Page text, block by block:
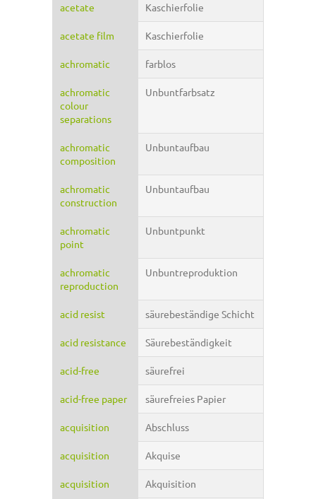
acetate Kaschierfolie
acetate film Kaschierfolie
achromatic farblos
achromatic
colour
separations
Unbuntfarbsatz
achromatic
composition
Unbuntaufbau
achromatic
construction
Unbuntaufbau
achromatic
point
Unbuntpunkt
achromatic
reproduction
Unbuntreproduktion
acid resist säurebeständige Schicht
acid resistance Säurebeständigkeit
acid-free säurefrei
acid-free paper säurefreies Papier
acquisition Abschluss
acquisition Akquise
acquisition Akquisition